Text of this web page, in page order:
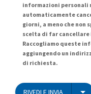
informazioni personali
automaticamente
giorni, a meno che non
scelta di far
Raccogliamo queste
aggiungendo un
di richiesta.
RIVEDI E INVIA